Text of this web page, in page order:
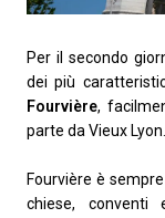
Per il secondo
dei più
Fourvière,
parte da Vieux Lyon.
Fourvière è
chiese,